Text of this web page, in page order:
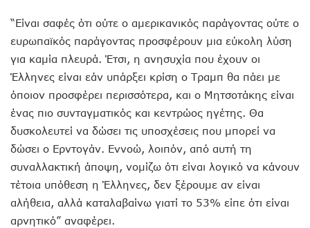
“Είναι σαφές ότι ούτε ο αμερικανικός παράγοντας ούτε ο
ευρωπαϊκός παράγοντας προσφέρουν μια εύκολη λύση
για καμία πλευρά. Έτσι, η ανησυχία που έχουν οι
Έλληνες είναι εάν υπάρξει κρίση ο Τραμπ θα πάει με
όποιον προσφέρει περισσότερα, και ο Μητσοτάκης είναι
ένας πιο συνταγματικός και κεντρώος ηγέτης. Θα
δυσκολευτεί να δώσει τις υποσχέσεις που μπορεί να
δώσει ο Ερντογάν. Εννοώ, λοιπόν, από αυτή τη
συναλλακτική άποψη, νομίζω ότι είναι λογικό να κάνουν
τέτοια υπόθεση η Έλληνες, δεν ξέρουμε αν είναι
αλήθεια, αλλά καταλαβαίνω γιατί το 53% είπε ότι είναι
αρνητικό” αναφέρει.